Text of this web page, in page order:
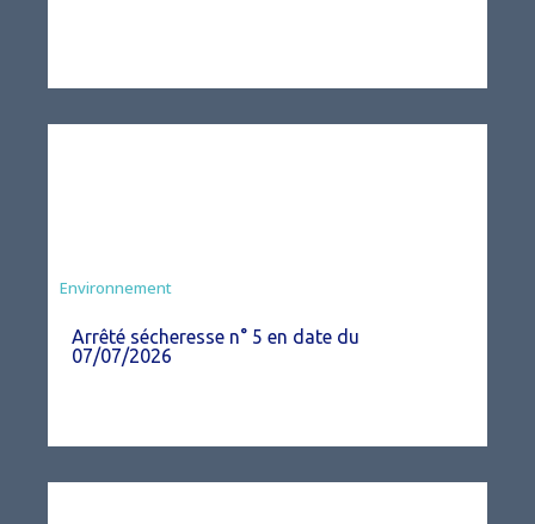
Agriculture
Environnement
Arrêté sécheresse n° 5 en date du
07/07/2026